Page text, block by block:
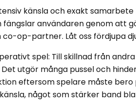
känsla och exakt
användaren genom att
co-op-partner. Låt oss fördjupa
spel: Till skillnad från
utgör många pussel och
eftersom spelare måste
något som stärker band